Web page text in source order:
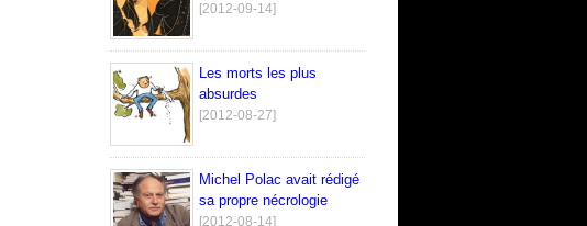
[2012-09-14]
Les morts les plus
absurdes
[2012-08-27]
Michel Polac avait rédigé
sa propre nécrologie
[2012-08-14]